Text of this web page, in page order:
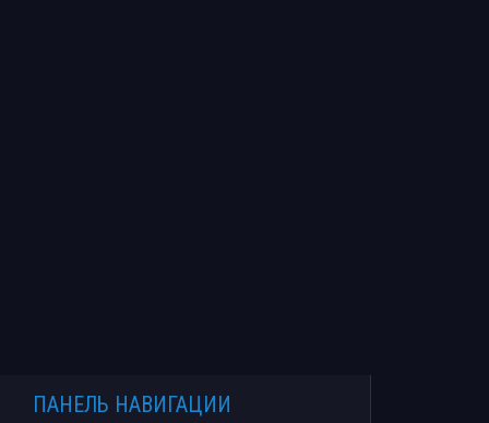
ПАНЕЛЬ НАВИГАЦИИ